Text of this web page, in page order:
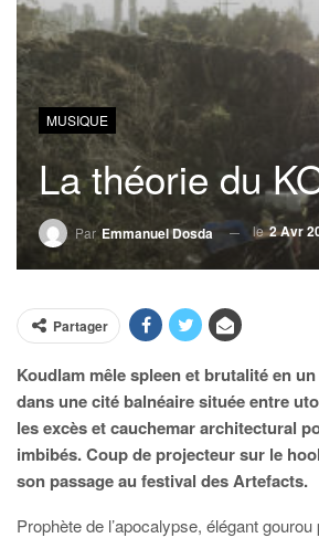
MUSIQUE
La théorie du
ParEmmanuel Dosda le2 Avr
Partager
Koudlam mêle spleen et brutalité en
dans une cité balnéaire située entre
les excès et cauchemar architectural
imbibés. Coup de projecteur sur le
son passage au festival des Artefacts.
Prophète de l’apocalypse, élégant